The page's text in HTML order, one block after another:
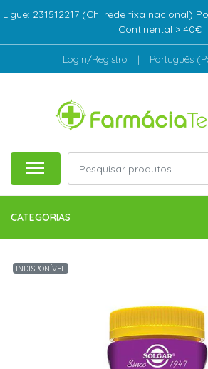
Ligue: 231512217 (Ch. rede fixa nacional)
Continental > 40€
Login/Registro | Português
CATEGORIAS
INDISPONÍVEL